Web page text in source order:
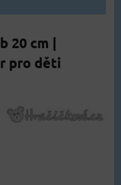
20 cm |
pro děti